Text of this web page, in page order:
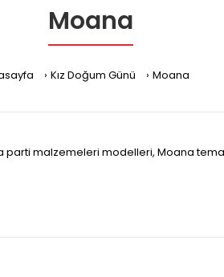
Moana
Kız Doğum Günü Moana
parti malzemeleri modelleri, Moana